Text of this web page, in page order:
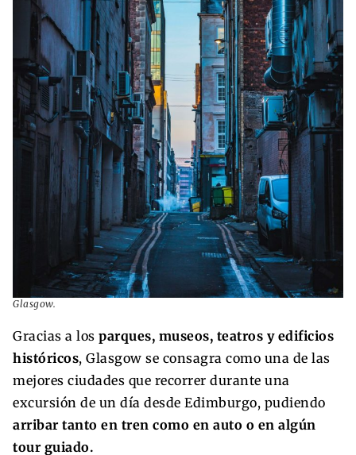
Glasgow.
Gracias a los parques, museos, teatros y edificios
históricos, Glasgow se consagra como una de las
mejores ciudades que recorrer durante una
excursión de un día desde Edimburgo, pudiendo
arribar tanto en tren como en auto o en algún
tour guiado.